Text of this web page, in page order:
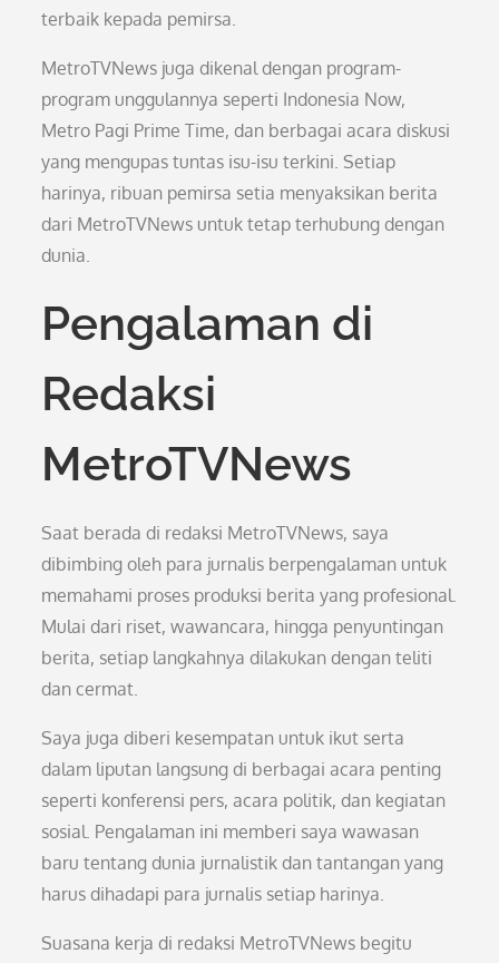
terbaik kepada pemirsa.
MetroTVNews juga dikenal dengan program-
program unggulannya seperti Indonesia Now,
Metro Pagi Prime Time, dan berbagai acara diskusi
yang mengupas tuntas isu-isu terkini. Setiap
harinya, ribuan pemirsa setia menyaksikan berita
dari MetroTVNews untuk tetap terhubung dengan
dunia.
Pengalaman di
Redaksi
MetroTVNews
Saat berada di redaksi MetroTVNews, saya
dibimbing oleh para jurnalis berpengalaman untuk
memahami proses produksi berita yang profesional.
Mulai dari riset, wawancara, hingga penyuntingan
berita, setiap langkahnya dilakukan dengan teliti
dan cermat.
Saya juga diberi kesempatan untuk ikut serta
dalam liputan langsung di berbagai acara penting
seperti konferensi pers, acara politik, dan kegiatan
sosial. Pengalaman ini memberi saya wawasan
baru tentang dunia jurnalistik dan tantangan yang
harus dihadapi para jurnalis setiap harinya.
Suasana kerja di redaksi MetroTVNews begitu